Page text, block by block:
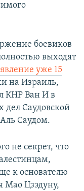
боевиков
выходят
уже 15
на Израиль,
КНР Ван И в
дел Саудовской
Саудом.
не секрет, что
к основателю
Мао Цзэдуну,